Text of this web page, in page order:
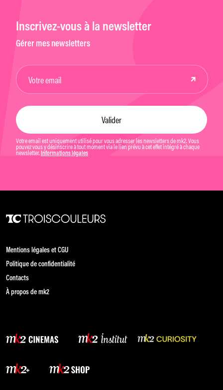
Inscrivez-vous à la newsletter
Gérer mes newsletters
Votre email est uniquement utilisé pour vous adresser les newsletters de mk2. Vous
pouvez vous y désinscrire à tout moment via le lien prévu à cet effet intégré à chaque
newsletter. Informations légales
Mentions légales et CGU
Politique de confidentialité
Contacts
À propos de mk2